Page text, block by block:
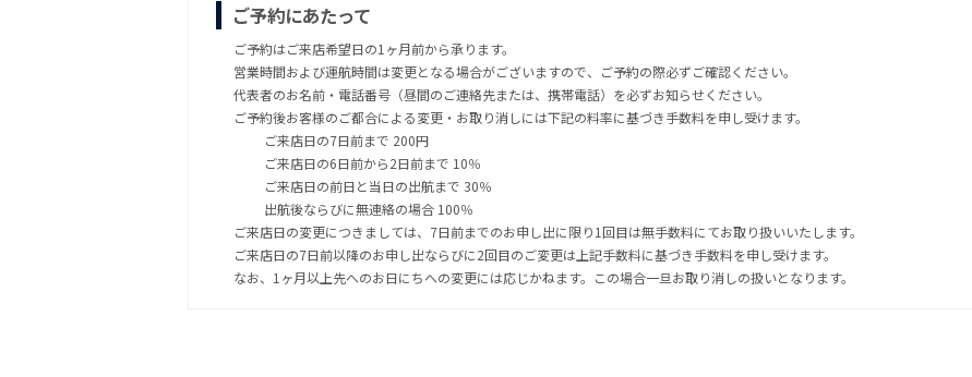
ご予約にあたって
ご予約はご来店希望日の1ヶ月前から承ります。
営業時間および運航時間は変更となる場合がございますので、ご予約の際必ずご確認ください。
代表者のお名前・電話番号（昼間のご連絡先または、携帯電話）を必ずお知らせください。
ご予約後お客様のご都合による変更・お取り消しには下記の料率に基づき手数料を申し受けます。
ご来店日の7日前まで 200円
ご来店日の6日前から2日前まで 10％
ご来店日の前日と当日の出航まで 30％
出航後ならびに無連絡の場合 100％
ご来店日の変更につきましては、7日前までのお申し出に限り1回目は無手数料にてお取り扱いいたします。
ご来店日の7日前以降のお申し出ならびに2回目のご変更は上記手数料に基づき手数料を申し受けます。
なお、1ヶ月以上先へのお日にちへの変更には応じかねます。この場合一旦お取り消しの扱いとなります。